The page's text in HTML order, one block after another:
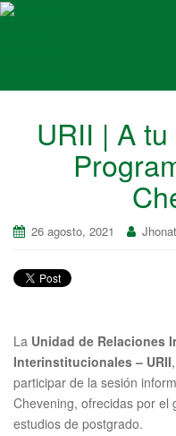
URII | A
26 agosto, 2021
La Unidad de Relaciones
Interinstitucionales – URII
participar de la sesión
Chevening, ofrecidas por el
estudios de postgrado.